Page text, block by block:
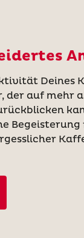
Deines
der auf mehr
Begeisterung